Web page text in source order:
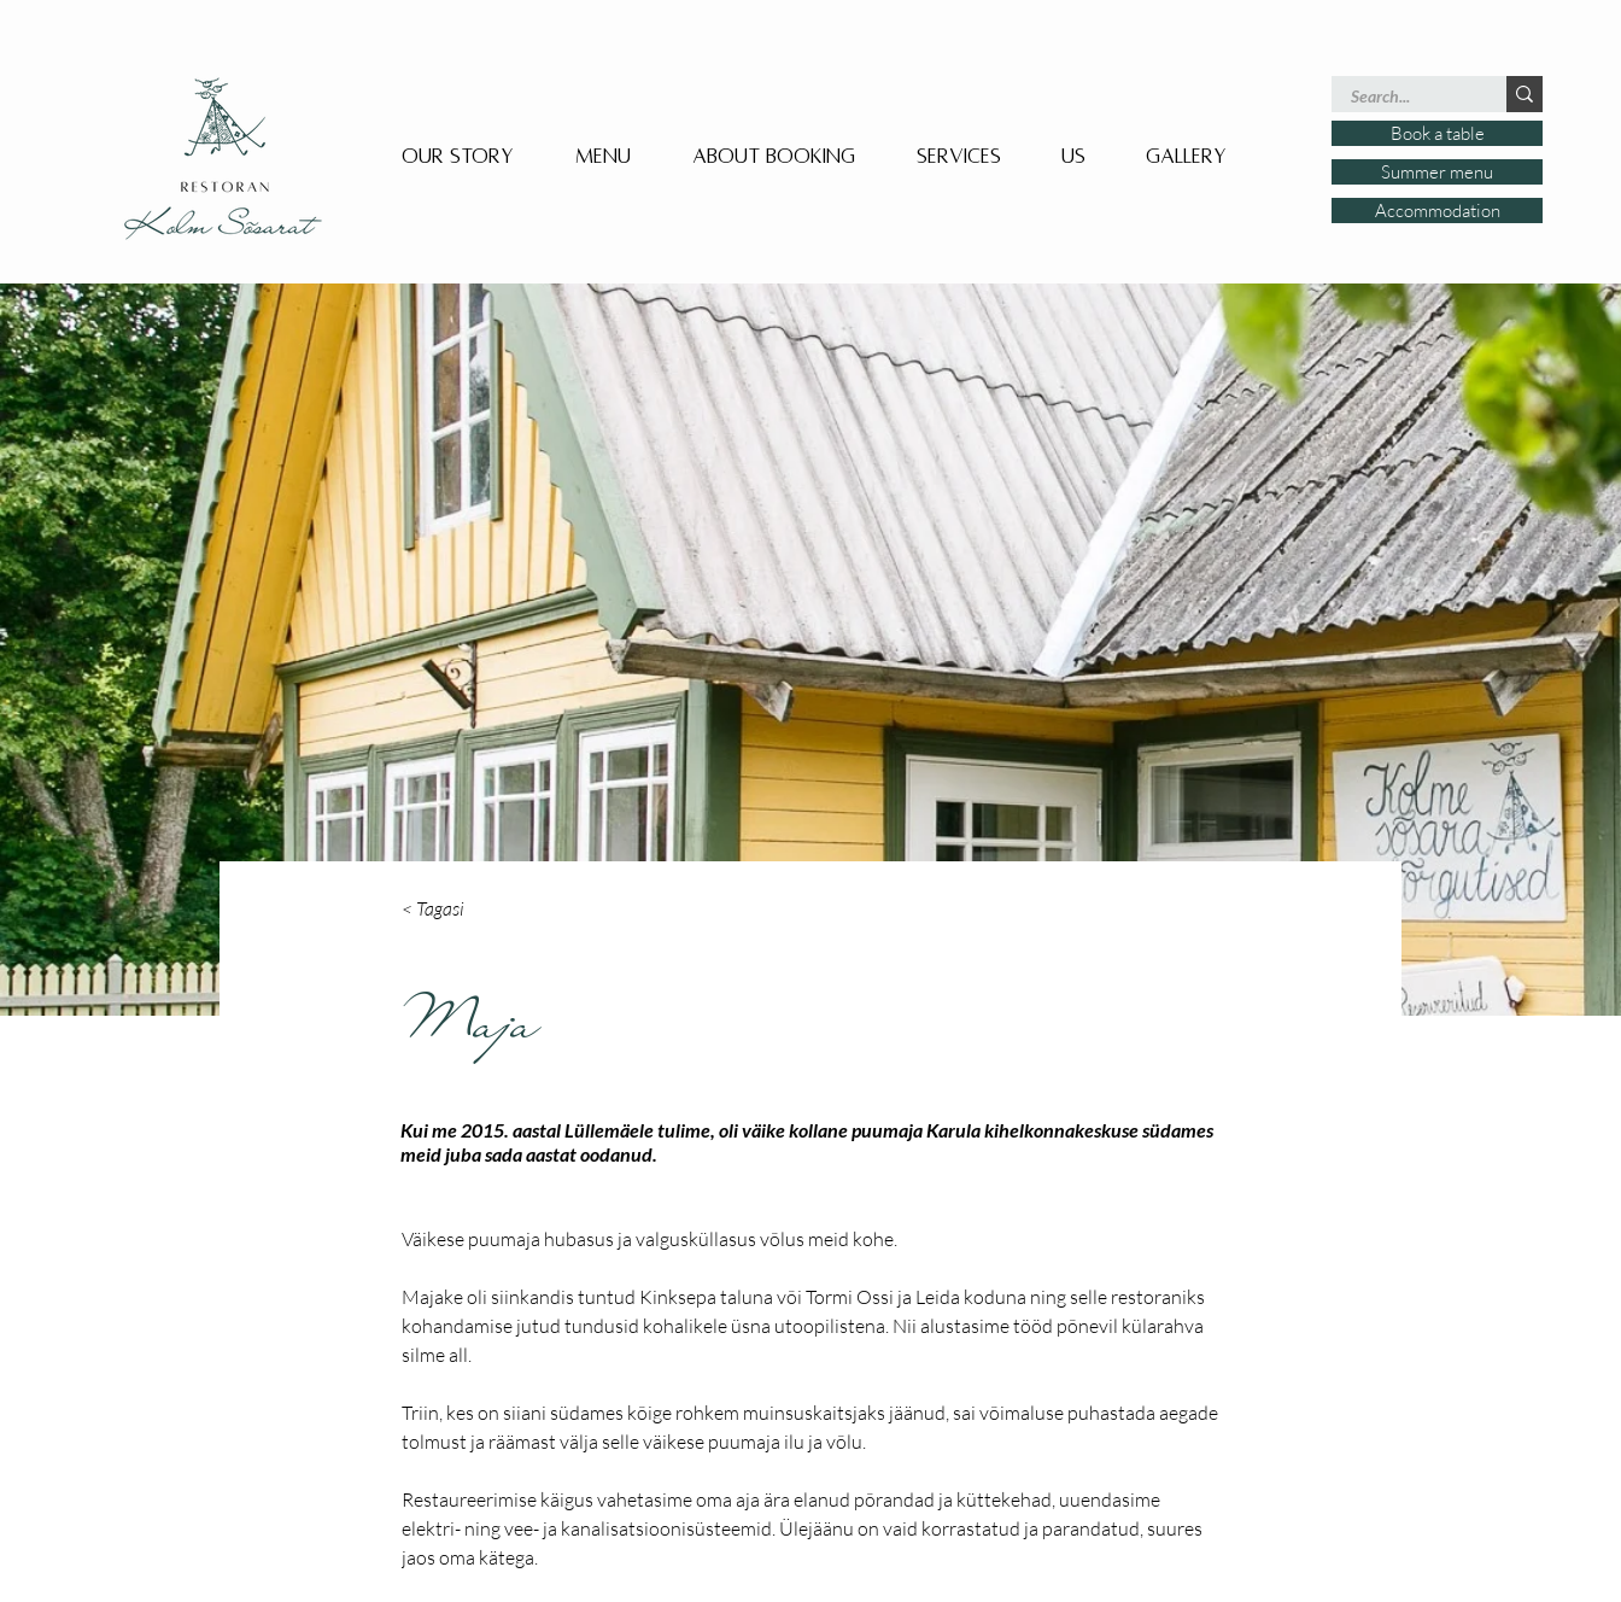
Our Story Menu About booking Services Us Gallery
Book a table
Summer menu
Accommodation
< Tagasi
Maja
Kui me 2015. aastal Lüllemäele tulime, oli väike kollane puumaja Karula kihelkonnakeskuse südames
meid juba sada aastat oodanud.
Väikese puumaja hubasus ja valgusküllasus võlus meid kohe.
Majake oli siinkandis tuntud Kinksepa taluna või Tormi Ossi ja Leida koduna ning selle restoraniks
kohandamise jutud tundusid kohalikele üsna utoopilistena. Nii alustasime tööd põnevil külarahva
silme all.
Triin, kes on siiani südames kõige rohkem muinsuskaitsjaks jäänud, sai võimaluse puhastada aegade
tolmust ja räämast välja selle väikese puumaja ilu ja võlu.
Restaureerimise käigus vahetasime oma aja ära elanud põrandad ja küttekehad, uuendasime
elektri- ning vee- ja kanalisatsioonisüsteemid. Ülejäänu on vaid korrastatud ja parandatud, suures
jaos oma kätega.